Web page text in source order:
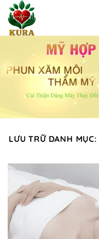
Chuyển
đến
nội
LƯU TRỮ DANH MỤC: